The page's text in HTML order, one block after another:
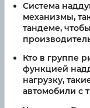
Система
механизмы,
тандеме,
Кто в группе
функцией
нагрузку,
автомобили с